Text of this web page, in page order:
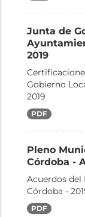
Junta de
2019
Gobierno
2019
PDF
Pleno
Córdoba -
Acuerdos
Córdoba -
PDF